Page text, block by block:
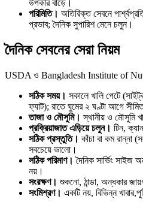
উপকার বাড়ে।
পরিমিতি। অতিরিক্ত সেবনে
প্রভাব; দৈনিক সুপারিশ মেনে চলুন।
দৈনিক সেবনের সেরা নিয়ম
USDA ও Bangladesh Institute of
সঠিক সময়। সকালে খালি পেটে
ফ্যাট); রাতে ঘুমের ২ ঘণ্টা আগে
তাজা ও মৌসুমি। স্থানীয় ও মৌসুমি
প্রক্রিয়াজাত এড়িয়ে চলুন। টিন,
সঠিক প্রস্তুতি। কাঁচা বা কম রান্না
সবচেয়ে ভালো।
সঠিক পরিমাণ। দৈনিক সার্ভিং সাইজ
নয়।
সংরক্ষণ। শুকনো, ঠান্ডা, অন্ধকার
সংমিশ্রণ। একটি নয়, বিভিন্ন